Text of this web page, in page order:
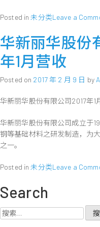
Posted in未分类Leave a
华新丽华股份
年1月营收
Posted on 2017 年 2 月 9 日 by
华新丽华股份有限公司2017年1
华新丽华股份有限公司成立于
钢等基础材料之研发制造，为
之一。
Posted in未分类Leave a
Search
搜